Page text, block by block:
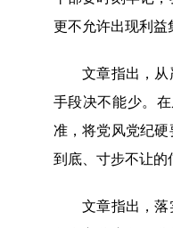
更不允许出现利益
文章指出，从严
手段决不能少。
准，将党风党纪
到底、寸步不让的
文章指出，落实